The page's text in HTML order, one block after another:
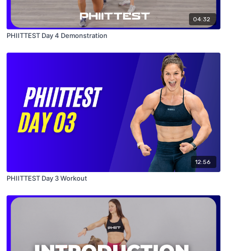
04:32
PHIITTEST Day 4 Demonstration
12:56
PHIITTEST Day 3 Workout